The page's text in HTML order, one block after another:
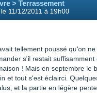
> Terrassement
le 11/12/2011 à 19h00
tellement poussé qu'on
s'il restait
! Mais en septembre le
et tout s'est éclairci.
et la partie en légère